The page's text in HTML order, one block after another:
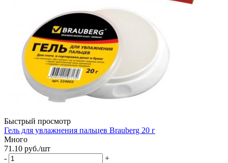
Быстрый просмотр
Гель для увлажнения пальцев Brauberg 20 г
Много
71.10 руб./шт
-
+